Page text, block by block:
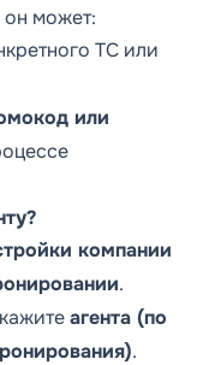
он может:
ТС или
или
компании
.
агента (по
.